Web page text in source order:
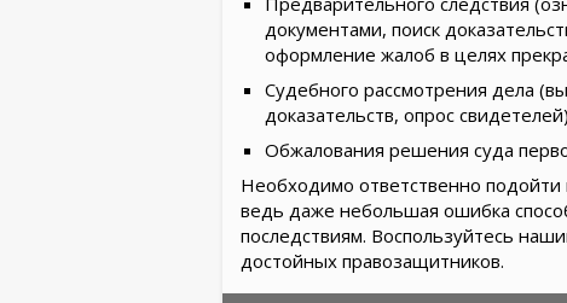
документами, поиск
оформление жалоб в целях
Судебного рассмотрения дела
доказательств, опрос
Обжалования решения суда
Необходимо ответственно подойти
ведь даже небольшая ошибка
последствиям. Воспользуйтесь
достойных правозащитников.